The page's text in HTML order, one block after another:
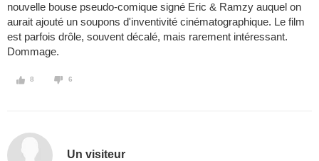
nouvelle bouse pseudo-comique signé Eric & Ramzy auquel on
aurait ajouté un soupons d'inventivité cinématographique. Le film
est parfois drôle, souvent décalé, mais rarement intéressant.
Dommage.
8 6
Un visiteur